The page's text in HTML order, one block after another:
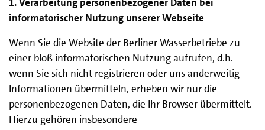
informatorischer Nutzung unserer Webseite
Wenn Sie die Website der Berliner Wasserbetriebe zu
einer bloß informatorischen Nutzung aufrufen, d.h.
wenn Sie sich nicht registrieren oder uns anderweitig
Informationen übermitteln, erheben wir nur die
personenbezogenen Daten, die Ihr Browser übermittelt.
Hierzu gehören insbesondere